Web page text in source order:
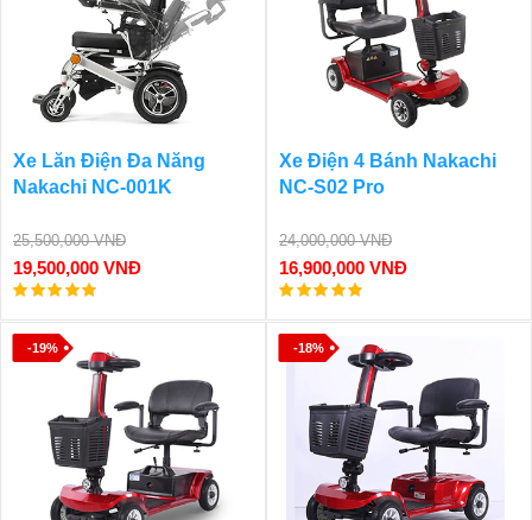
Xe Lăn Điện Đa Năng
Nakachi NC-001K
25,500,000 VNĐ
19,500,000 VNĐ
Xe Điện 4 Bánh Nakachi
NC-S02 Pro
24,000,000 VNĐ
16,900,000 VNĐ
-19% -18%